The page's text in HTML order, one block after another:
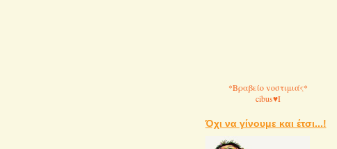
*Βραβείο νοστιμιάς*
cibus♥I
Όχι να γίνουμε και έτσι...!